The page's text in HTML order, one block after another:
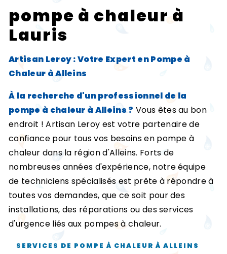
pompe à chaleur à
Lauris
Artisan Leroy : Votre Expert en Pompe à
Chaleur à Alleins
À la recherche d'un professionnel de la
pompe à chaleur à Alleins ? Vous êtes au bon
endroit ! Artisan Leroy est votre partenaire de
confiance pour tous vos besoins en pompe à
chaleur dans la région d'Alleins. Forts de
nombreuses années d'expérience, notre équipe
de techniciens spécialisés est prête à répondre à
toutes vos demandes, que ce soit pour des
installations, des réparations ou des services
d'urgence liés aux pompes à chaleur.
SERVICES DE POMPE À CHALEUR À ALLEINS